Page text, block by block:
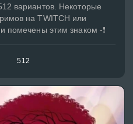
вариантов. Некоторые
на TWITCH или
помечены этим знаком -❗
512